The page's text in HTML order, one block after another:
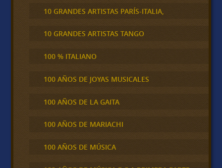
10 GRANDES ARTISTAS PARÍS-ITALIA,
10 GRANDES ARTISTAS TANGO
100 % ITALIANO
100 AÑOS DE JOYAS MUSICALES
100 AÑOS DE LA GAITA
100 AÑOS DE MARIACHI
100 AÑOS DE MÚSICA